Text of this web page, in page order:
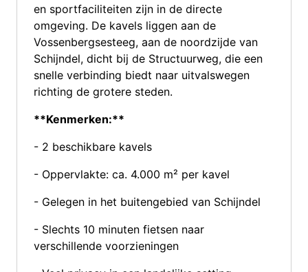
en sportfaciliteiten zijn in de directe
omgeving. De kavels liggen aan de
Vossenbergsesteeg, aan de noordzijde van
Schijndel, dicht bij de Structuurweg, die een
snelle verbinding biedt naar uitvalswegen
richting de grotere steden.
**Kenmerken:**
- 2 beschikbare kavels
- Oppervlakte: ca. 4.000 m² per kavel
- Gelegen in het buitengebied van Schijndel
- Slechts 10 minuten fietsen naar
verschillende voorzieningen